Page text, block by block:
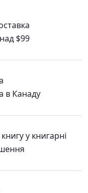
$99
в Канаду
у книгарні